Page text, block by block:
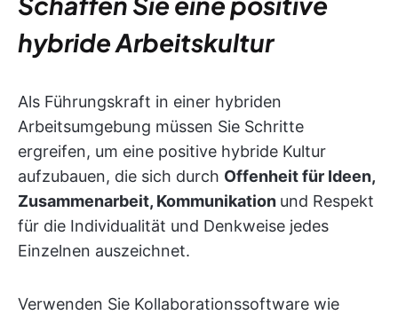
hybride Arbeitskultur
Als Führungskraft in einer hybriden
Arbeitsumgebung müssen Sie Schritte
ergreifen, um eine positive hybride Kultur
aufzubauen, die sich durch Offenheit für Ideen,
Zusammenarbeit, Kommunikation und Respekt
für die Individualität und Denkweise jedes
Einzelnen auszeichnet.
Verwenden Sie Kollaborationssoftware wie